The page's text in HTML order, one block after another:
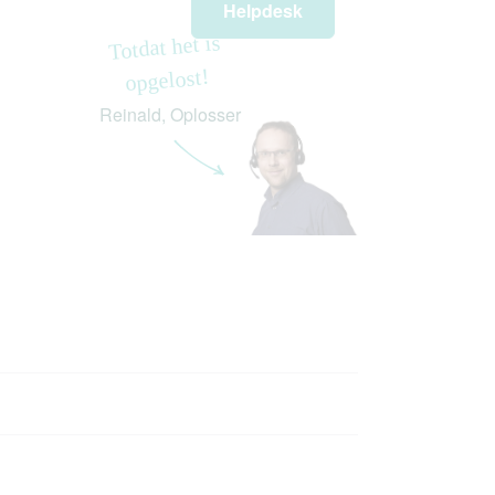
Helpdesk
Totdat het is
opgelost!
Reinald, Oplosser